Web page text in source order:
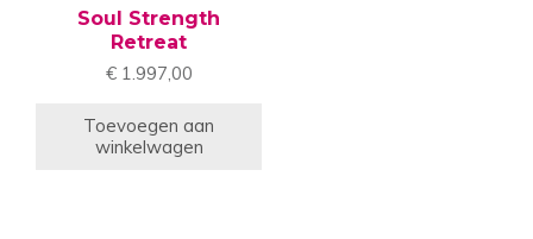
Soul Strength
Retreat
€1.997,00
Toevoegen aan
winkelwagen